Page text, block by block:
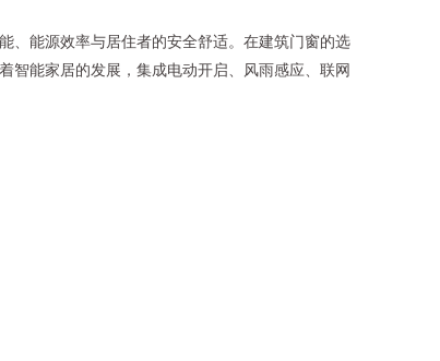
、能源效率与居住者的安全舒适。在建筑门窗的选
智能家居的发展，集成电动开启、风雨感应、联网